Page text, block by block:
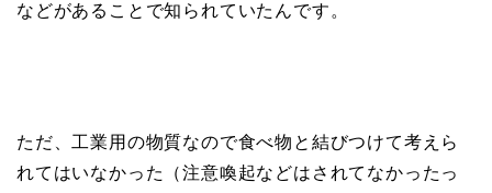
などがあることで知られていたんです。
ただ、工業用の物質なので食べ物と結びつけて考えら
れてはいなかった（注意喚起などはされてなかったっ